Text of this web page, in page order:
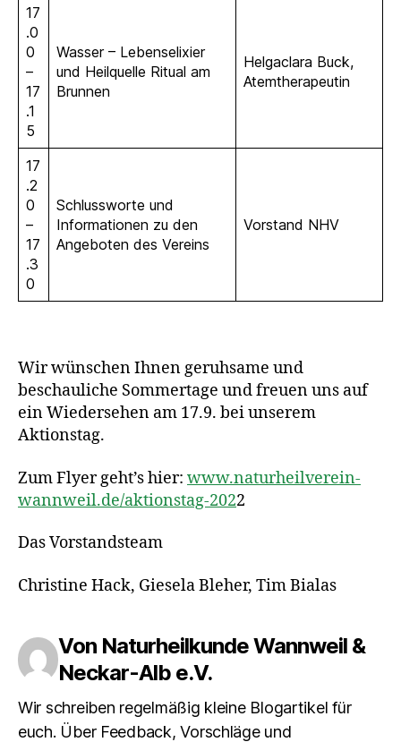
17
.0
0
–
17
.1
5
Wasser – Lebenselixier
und Heilquelle Ritual am
Brunnen
Helgaclara Buck,
Atemtherapeutin
17
.2
0
–
17
.3
0
Schlussworte und
Informationen zu den
Angeboten des Vereins
Vorstand NHV
Wir wünschen Ihnen geruhsame und
beschauliche Sommertage und freuen uns auf
ein Wiedersehen am 17.9. bei unserem
Aktionstag.
Zum Flyer geht’s hier: www.naturheilverein-
wannweil.de/aktionstag-2022
Das Vorstandsteam
Christine Hack, Giesela Bleher, Tim Bialas
Von Naturheilkunde Wannweil &
Neckar-Alb e.V.
Wir schreiben regelmäßig kleine Blogartikel für
euch. Über Feedback, Vorschläge und